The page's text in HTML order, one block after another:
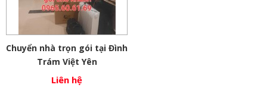
Chuyển nhà trọn gói tại Đình
Trám Việt Yên
Liên hệ